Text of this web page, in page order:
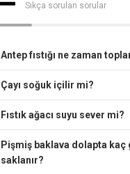
Sıkça sorulan sorular
Antep fıstığı ne zaman
Çayı soğuk içilir mi?
Fıstık ağacı suyu sever mi?
Pişmiş baklava dolapta kaç
saklanır?